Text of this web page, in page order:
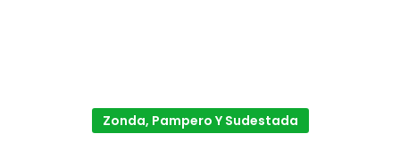
Zonda, Pampero Y Sudestada